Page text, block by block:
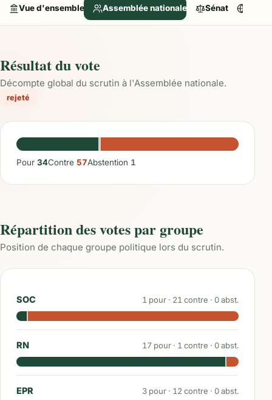
Vue d'ensemble Assemblée nationale Sénat
Résultat du vote
Décompte global du scrutin à l'Assemblée nationale.
rejeté
Pour 34Contre 57Abstention 1
Répartition des votes par groupe
Position de chaque groupe politique lors du scrutin.
SOC 1 pour · 21 contre · 0abst.
RN 17 pour · 1 contre · 0abst.
EPR 3 pour · 12 contre · 0abst.